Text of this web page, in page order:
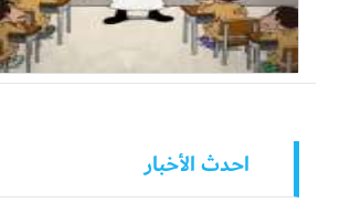
احدث الأخبار